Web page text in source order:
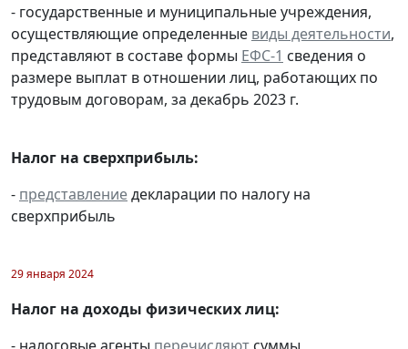
- государственные и муниципальные учреждения,
осуществляющие определенные виды деятельности,
представляют в составе формы ЕФС-1 сведения о
размере выплат в отношении лиц, работающих по
трудовым договорам, за декабрь 2023 г.
Налог на сверхприбыль:
- представлениедекларации по налогу на
сверхприбыль
29 января 2024
Налог на доходы физических лиц: